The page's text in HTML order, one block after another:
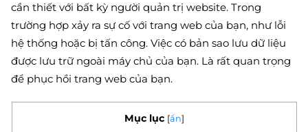
cần thiết với bất kỳ người quản trị website. Trong
trường hợp xảy ra sự cố với trang web của bạn, như lỗi
hệ thống hoặc bị tấn công. Việc có bản sao lưu dữ liệu
được lưu trữ ngoài máy chủ của bạn. Là rất quan trọng
để phục hồi trang web của bạn.
Mục lục [ẩn]